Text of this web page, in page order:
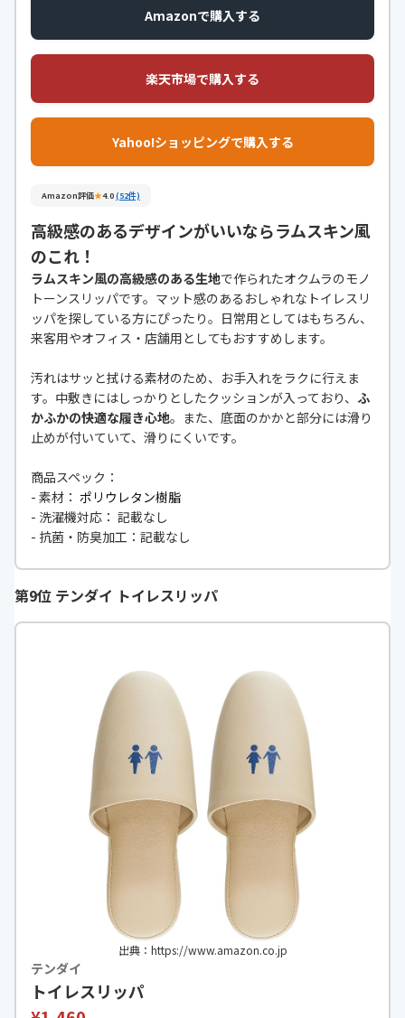
Amazonで購入する
楽天市場で購入する
Yahoo!ショッピングで購入する
Amazon評価★4.0(52件)
高級感のあるデザインがいいならラムスキン風
のこれ！
ラムスキン風の高級感のある生地で作られたオクムラのモノ
トーンスリッパです。マット感のあるおしゃれなトイレスリ
ッパを探している方にぴったり。日常用としてはもちろん、
来客用やオフィス・店舗用としてもおすすめします。
汚れはサッと拭ける素材のため、お手入れをラクに行えま
す。中敷きにはしっかりとしたクッションが入っており、 ふ
かふかの快適な履き心地。また、底面のかかと部分には滑り
止めが付いていて、滑りにくいです。
商品スペック：
- 素材： ポリウレタン樹脂
- 洗濯機対応： 記載なし
- 抗菌・防臭加工：記載なし
第9位 テンダイ トイレスリッパ
出典：https://www.amazon.co.jp
テンダイ
トイレスリッパ